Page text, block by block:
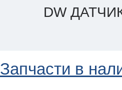
DW
Запчасти в